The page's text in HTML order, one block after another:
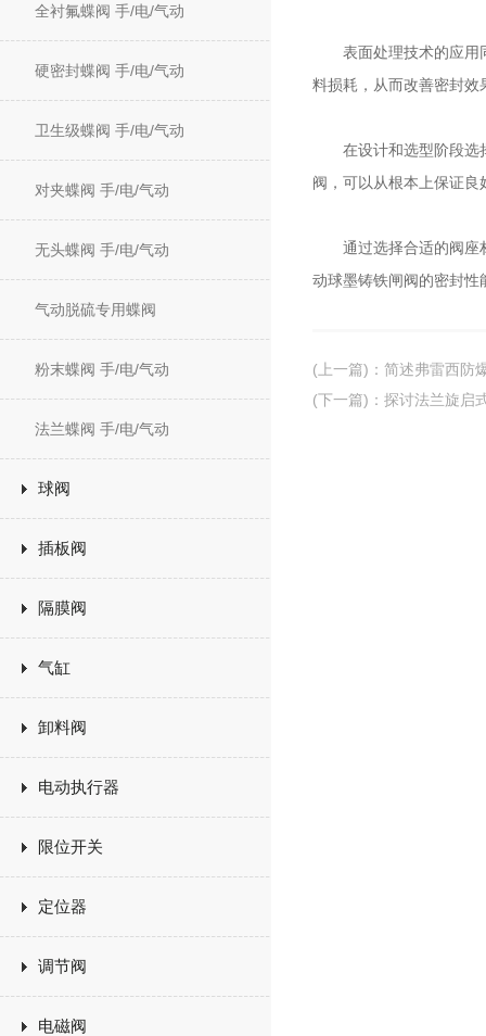
全衬氟蝶阀 手/电/气动
硬密封蝶阀 手/电/气动
卫生级蝶阀 手/电/气动
对夹蝶阀 手/电/气动
无头蝶阀 手/电/气动
气动脱硫专用蝶阀
粉末蝶阀 手/电/气动
法兰蝶阀 手/电/气动
球阀
插板阀
隔膜阀
气缸
卸料阀
电动执行器
限位开关
定位器
调节阀
电磁阀
表面处理技术的应用同
料损耗，从而改善密封
在设计和选型阶段选择
阀，可以从根本上保证
通过选择合适的阀座材
动球墨铸铁闸阀的密封
(上一篇) ： 简述弗雷西防
(下一篇) ： 探讨法兰旋启